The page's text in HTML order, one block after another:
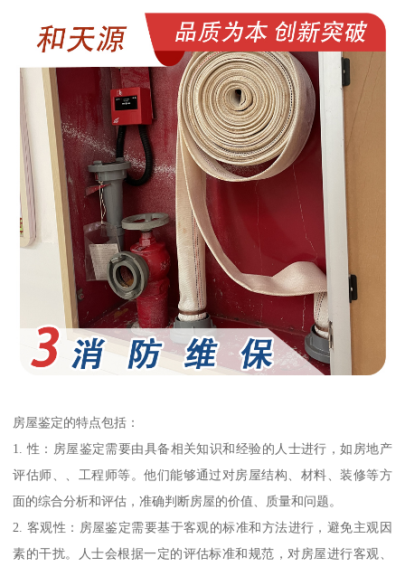
房屋鉴定的特点包括：
1. 性：房屋鉴定需要由具备相关知识和经验的人士进行，如房地产
评估师、、工程师等。他们能够通过对房屋结构、材料、装修等方
面的综合分析和评估，准确判断房屋的价值、质量和问题。
2. 客观性：房屋鉴定需要基于客观的标准和方法进行，避免主观因
素的干扰。人士会根据一定的评估标准和规范，对房屋进行客观、